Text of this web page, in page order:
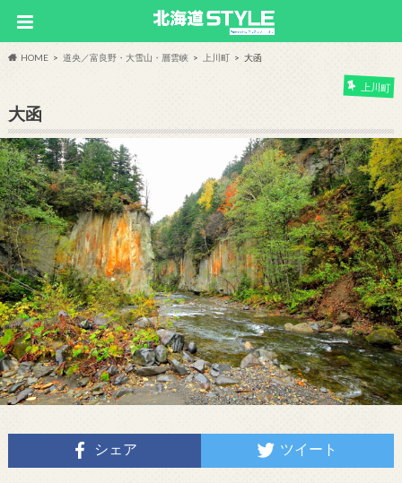
HOME 道央／富良野・大雪山・層雲峡 上川町 大函
上川町
大函
シェア ツイート